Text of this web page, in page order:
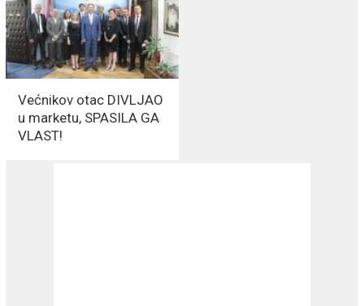
Većnikov otac DIVLJAO
u marketu, SPASILA GA
VLAST!